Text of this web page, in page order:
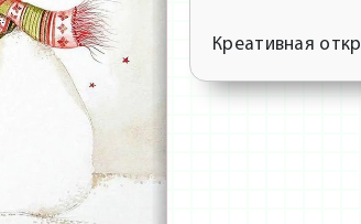
Креативная